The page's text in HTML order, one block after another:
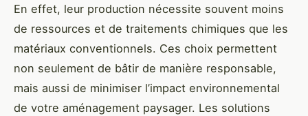
En effet, leur production nécessite souvent moins
de ressources et de traitements chimiques que les
matériaux conventionnels. Ces choix permettent
non seulement de bâtir de manière responsable,
mais aussi de minimiser l’impact environnemental
de votre aménagement paysager. Les solutions